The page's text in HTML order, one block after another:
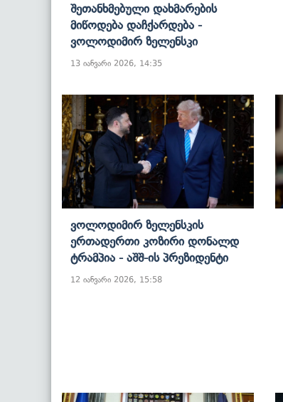
Შეთანხმებული Დახმარების
Მიწოდება Დაჩქარდება -
Ვოლოდიმირ Ზელენსკი
13 იანვარი 2026, 14:35
Ვოლოდიმირ Ზელენსკის
Ერთადერთი Კოზირი Დონალდ
Ტრამპია - Აშშ-Ის Პრეზიდენტი
12 იანვარი 2026, 15:58